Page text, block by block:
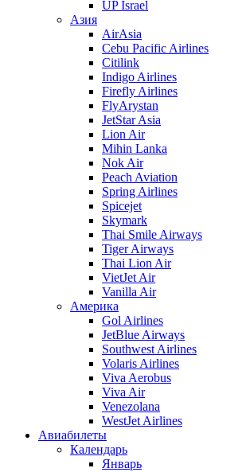
UP Israel
Азия
AirAsia
Cebu Pacific Airlines
Citilink
Indigo Airlines
Firefly Airlines
FlyArystan
JetStar Asia
Lion Air
Mihin Lanka
Nok Air
Peach Aviation
Spring Airlines
Spicejet
Skymark
Thai Smile Airways
Tiger Airways
Thai Lion Air
VietJet Air
Vanilla Air
Америка
Gol Airlines
JetBlue Airways
Southwest Airlines
Volaris Airlines
Viva Aerobus
Viva Air
Venezolana
WestJet Airlines
Авиабилеты
Календарь
Январь